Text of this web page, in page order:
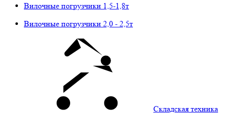
Вилочные погрузчики 1,5-1,8т
Вилочные погрузчики 2,0 - 2,5т
Складская техника